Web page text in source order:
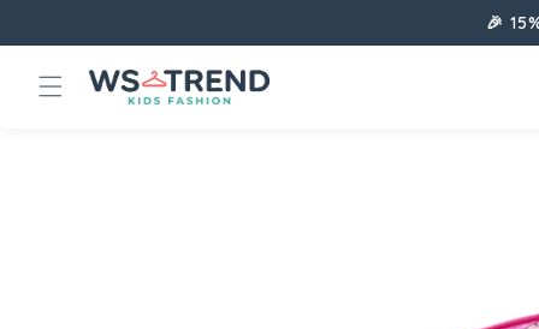
Inhalt
🎉